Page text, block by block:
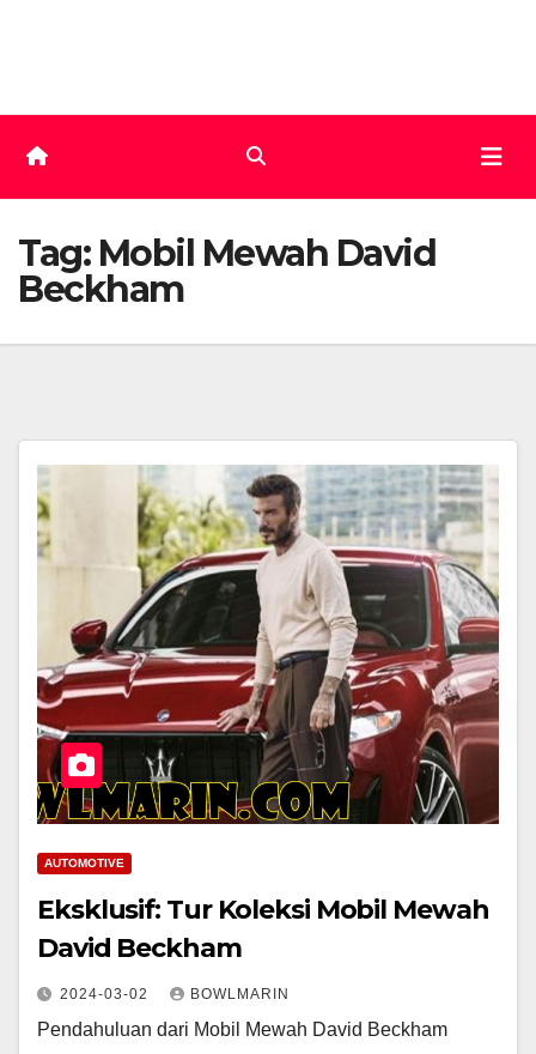
Tag: Mobil Mewah David
Beckham
AUTOMOTIVE
Eksklusif: Tur Koleksi Mobil Mewah
David Beckham
2024-03-02 BOWLMARIN
Pendahuluan dari Mobil Mewah David Beckham